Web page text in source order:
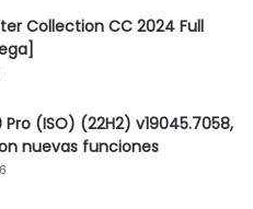
Collection CC 2024 Full
Pro (ISO) (22H2) v19045.7058,
nuevas funciones